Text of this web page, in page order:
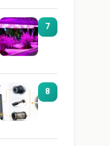
7
8